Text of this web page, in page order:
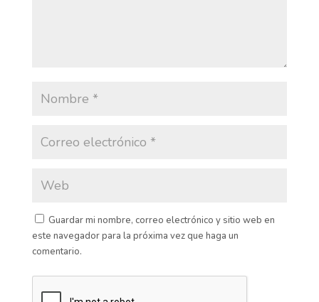
Guardar mi nombre, correo electrónico y sitio web en
este navegador para la próxima vez que haga un
comentario.